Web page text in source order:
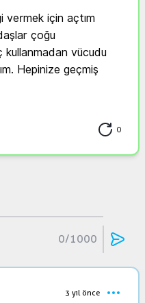
vermek için açtım
çoğu
kullanmadan vücudu
Hepinize geçmiş
0
0/1000
3 yıl önce